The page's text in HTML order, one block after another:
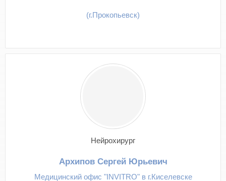
(г.Прокопьевск)
Нейрохирург
Архипов Сергей Юрьевич
Медицинский офис "INVITRO" в г.Киселевске